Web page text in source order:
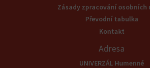
Zásady zpracování osobních
Převodní tabulka
Kontakt
Adresa
UNIVERZÁL Humenné